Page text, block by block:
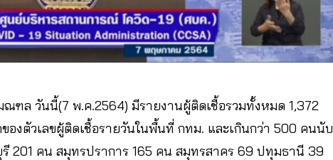
ฑล วันนี้(7 พ.ค.2564) มีรายงานผู้ติดเชื้อรวมทั้งหมด 1,372
งตัวเลขผู้ติดเชื้อรายวันในพื้นที่ กทม. และเกินกว่า 500 คนนับ
201 คน สมุทรปราการ 165 คน สมุทรสาคร 69 ปทุมธานี 39